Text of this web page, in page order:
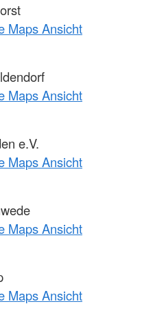
Maps Ansicht
Maps Ansicht
e.V.
Maps Ansicht
Maps Ansicht
Maps Ansicht